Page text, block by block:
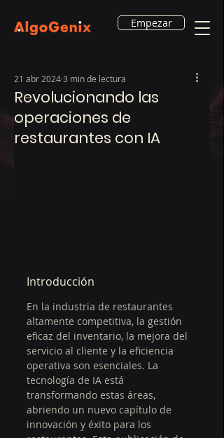
Empezar
Revolucionando las
operaciones de
restaurantes con IA
21 abr 20243 min de lectura
Introducción
En la industria de restaurantes
altamente competitiva, la gestión
eficaz del inventario, la mejora del
servicio al cliente y la eficiencia
operativa son esenciales. La
tecnología de IA está
transformando estas áreas,
abriendo un nuevo capítulo de
innovación y éxito para los